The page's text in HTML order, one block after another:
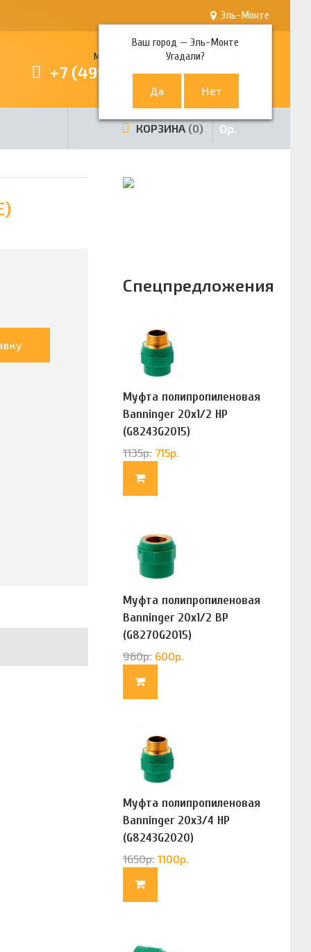
Эль-Монте
Ваш город —Эль-Монте
Угадали?
Многоканальный телефон
+7 (499) 380-80-80
КОРЗИНА 0 0р.
Спецпредложения
Муфта полипропиленовая
Banninger 20х1/2 НР
(G8243G2015)
1135р. 715р.
Муфта полипропиленовая
Banninger 20х1/2 ВР
(G8270G2015)
960р. 600р.
Муфта полипропиленовая
Banninger 20х3/4 НР
(G8243G2020)
1650р. 1100р.